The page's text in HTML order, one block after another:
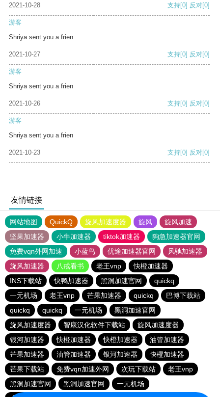
2021-10-28 支持[0] 反对[0]
游客
Shriya sent you a frien
2021-10-27 支持[0] 反对[0]
游客
Shriya sent you a frien
2021-10-26 支持[0] 反对[0]
游客
Shriya sent you a frien
2021-10-23 支持[0] 反对[0]
友情链接
网站地图 QuickQ 旋风加速度器 旋风
旋风加速
坚果加速器
小牛加速器 tiktok加速器
狗急加速器官网
免费vqn外网加速
小蓝鸟 优途加速器官网
风驰加速器
旋风加速器
八戒看书 老王vnp
快橙加速器
INS下载站
快鸭加速器 黑洞加速官网
quickq
一元机场
老王vnp 芒果加速器 quickq
巴博下载站
quickq
quickq 一元机场
黑洞加速官网
旋风加速度器
智康汉化软件下载站
旋风加速度器
银河加速器
快橙加速器 快橙加速器
油管加速器
芒果加速器
油管加速器 银河加速器
快橙加速器
芒果下载站
免费vqn加速外网 次玩下载站
老王vnp
黑洞加速官网
黑洞加速官网
一元机场